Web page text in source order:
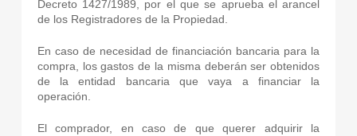
Decreto 1427/1989, por el que se aprueba el arancel
de los Registradores de la Propiedad.
En caso de necesidad de financiación bancaria para la
compra, los gastos de la misma deberán ser obtenidos
de la entidad bancaria que vaya a financiar la
operación.
El comprador, en caso de que querer adquirir la